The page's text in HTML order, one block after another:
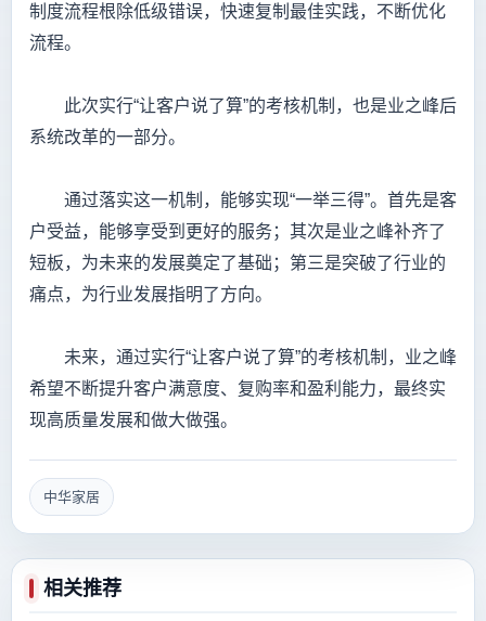
制度流程根除低级错误，快速复制最佳实践，不断优化
流程。
此次实行“让客户说了算”的考核机制，也是业之峰后
系统改革的一部分。
通过落实这一机制，能够实现“一举三得”。首先是客
户受益，能够享受到更好的服务；其次是业之峰补齐了
短板，为未来的发展奠定了基础；第三是突破了行业的
痛点，为行业发展指明了方向。
未来，通过实行“让客户说了算”的考核机制，业之峰
希望不断提升客户满意度、复购率和盈利能力，最终实
现高质量发展和做大做强。
中华家居
相关推荐